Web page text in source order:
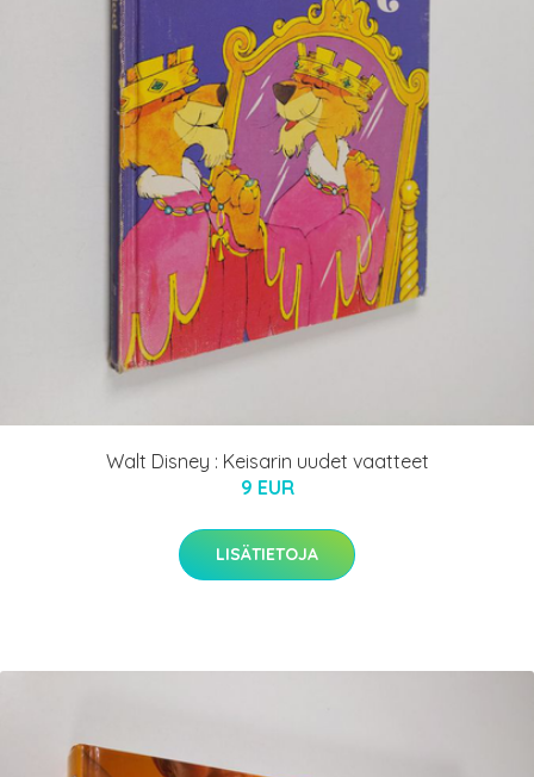
Walt Disney : Keisarin uudet vaatteet
9 EUR
LISÄTIETOJA